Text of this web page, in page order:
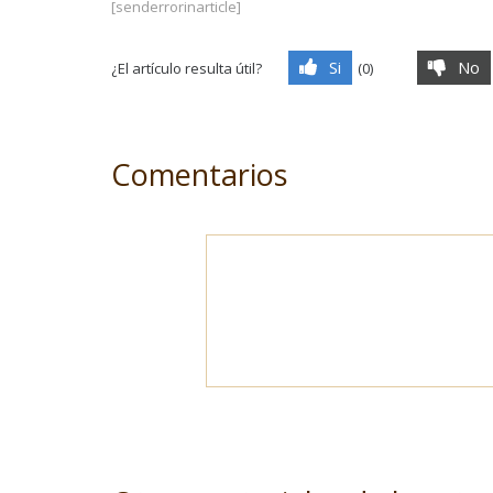
[senderrorinarticle]
¿El artículo resulta útil? Si (0) No
Comentarios